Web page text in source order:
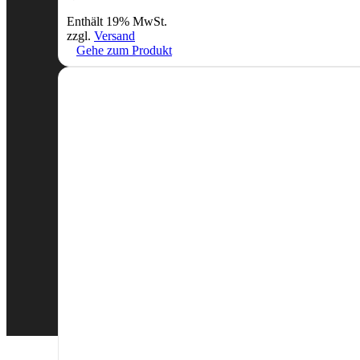
Enthält 19% MwSt.
zzgl. Versand
Gehe zum Produkt